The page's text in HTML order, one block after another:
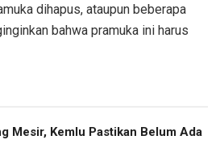
dihapus, ataupun beberapa
bahwa pramuka ini harus
Mesir, Kemlu Pastikan Belum Ada